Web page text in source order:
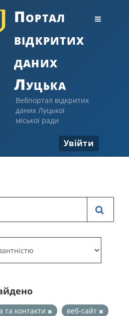
Портал
відкритих
даних
Луцька
Вебпортал відкритих
даних Луцької
міської ради
Увійти
та контакти
веб-сайт